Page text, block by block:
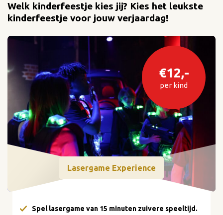
Welk kinderfeestje kies jij? Kies het leukste
kinderfeestje voor jouw verjaardag!
€12,-
per kind
Lasergame Experience
Spel lasergame van 15 minuten zuivere speeltijd.